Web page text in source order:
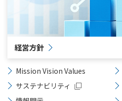
経営方針
Mission Vision Values
サステナビリティ